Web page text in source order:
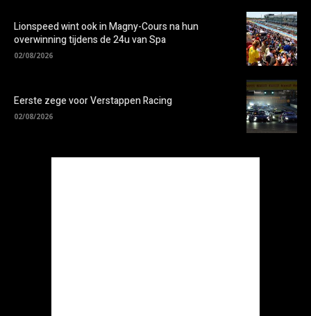
Lionspeed wint ook in Magny-Cours na hun
overwinning tijdens de 24u van Spa
02/08/2026
Eerste zege voor Verstappen Racing
02/08/2026